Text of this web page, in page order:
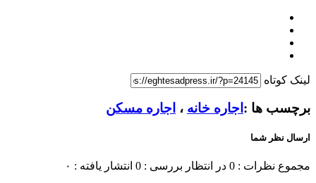
لینک کوتاه
برچسب ها : اجاره خانه ، اجاره مسکن
ارسال نظر شما
مجموع نظرات : 0 در انتظار بررسی : 0 انتشار یافته : ۰